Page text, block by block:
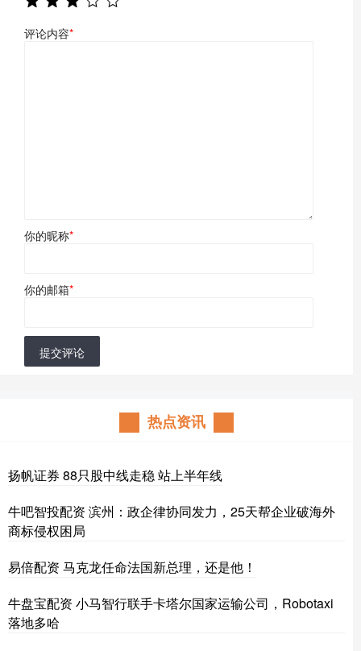
评论内容*
你的昵称*
你的邮箱*
提交评论
热点资讯
扬帆证券 88只股中线走稳 站上半年线
牛吧智投配资 滨州：政企律协同发力，25天帮企业破海外
商标侵权困局
易倍配资 马克龙任命法国新总理，还是他！
牛盘宝配资 小马智行联手卡塔尔国家运输公司，Robotaxi
落地多哈